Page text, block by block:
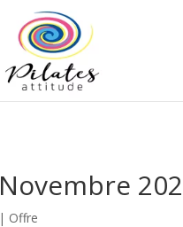
Novembre
| Offre